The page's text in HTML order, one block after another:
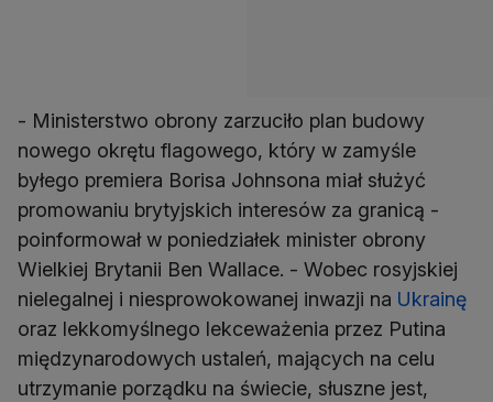
- Ministerstwo obrony zarzuciło plan budowy
nowego okrętu flagowego, który w zamyśle
byłego premiera Borisa Johnsona miał służyć
promowaniu brytyjskich interesów za granicą -
poinformował w poniedziałek minister obrony
Wielkiej Brytanii Ben Wallace. - Wobec rosyjskiej
nielegalnej i niesprowokowanej inwazji na Ukrainę
oraz lekkomyślnego lekceważenia przez Putina
międzynarodowych ustaleń, mających na celu
utrzymanie porządku na świecie, słuszne jest,